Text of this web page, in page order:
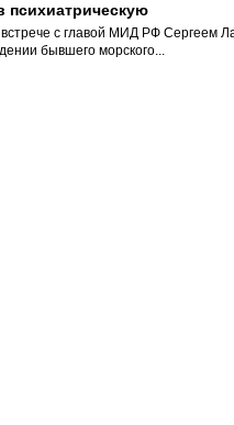
с главой МИД РФ Сергеем
бывшего морского...